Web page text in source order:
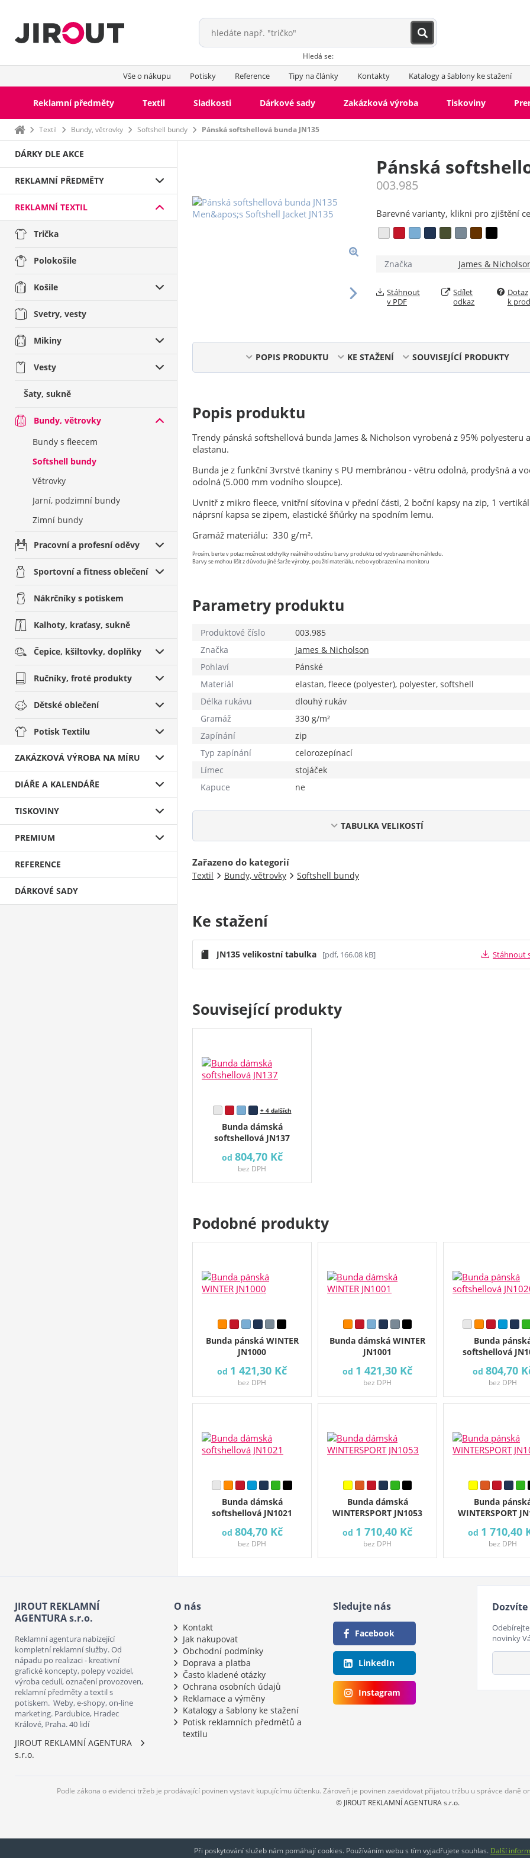
Hledá se:
Vše o nákupu Potisky Reference Tipy na články Kontakty Katalogy a šablony ke stažení
Reklamní předměty Textil
Větrovky
Sladkosti Dárkové sady Zakázková výroba Tiskoviny
Domů Textil Bundy, větrovky Softshell bundy Pánská softshellová bunda JN135
DÁRKY DLE AKCE
REKLAMNÍ PŘEDMĚTY
REKLAMNÍ TEXTIL
Trička
Polokošile
Košile
Svetry, vesty
Mikiny
Vesty
Šaty, sukně
Bundy, větrovky
Bundy s fleecem
Softshell bundy
Větrovky
Jarní, podzimní bundy
Zimní bundy
Pracovní a profesní oděvy
Sportovní a fitness oblečení
Nákrčníky s potiskem
Kalhoty, kraťasy, sukně
Čepice, kšiltovky, doplňky
Ručníky, froté produkty
Dětské oblečení
Potisk Textilu
ZAKÁZKOVÁ VÝROBA NA MÍRU
DIÁŘE A KALENDÁŘE
TISKOVINY
PREMIUM
REFERENCE
DÁRKOVÉ SADY
Pánská
003.985
Barevné varianty, klikni pro zjištění
Značka James &
Stáhnout
v PDF
Sdílet
odkaz
Dotaz
k
POPIS PRODUKTU KE STAŽENÍ SOUVISEJÍCÍ PRODUKTY
Popis produktu
Trendy pánská softshellová bunda James & Nicholson vyrobená z 95% polyesteru
elastanu.
Bunda je z funkční 3vrstvé tkaniny s PU membránou - větru odolná, prodyšná a
odolná (5.000 mm vodního sloupce).
Uvnitř z mikro fleece, vnitřní síťovina v přední části, 2 boční kapsy na zip, 1
náprsní kapsa se zipem, elastické šňůrky na spodním lemu.
Gramáž materiálu: 330 g/m².
Prosím, berte v potaz možnost odchylky reálného odstínu barvy produktu od vyobrazeného náhledu.
Barvy se mohou lišit z důvodu jiné šarže výroby, použití materiálu, nebo vyobrazení na monitoru
Parametry produktu
Produktové číslo
003.985
Značka
James & Nicholson
Pohlaví
Pánské
Materiál
elastan, fleece (polyester), polyester, softshell
Délka rukávu
dlouhý rukáv
Gramáž
330 g/m²
Zapínání
zip
Typ zapínání
celorozepínací
Límec
stojáček
Kapuce
ne
TABULKA VELIKOSTÍ
Zařazeno do kategorií
Textil Bundy, větrovky Softshell bundy
Ke stažení
JN135 velikostní tabulka [pdf, 166.08 kB] Stáhnout
Související produkty
Bunda dámská
softshellová JN137
+ 4 dalších
od 804,70 Kč
bez DPH
Podobné produkty
Bunda pánská WINTER
JN1000
od 1 421,30 Kč
bez DPH
Bunda dámská WINTER
JN1001
od 1 421,30 Kč
bez DPH
Bunda
softshellová
od 804,70
bez DPH
Bunda dámská
softshellová JN1021
od 804,70 Kč
bez DPH
Bunda dámská
WINTERSPORT JN1053
od 1 710,40 Kč
bez DPH
Bunda
WINTERSPORT
od 1 710,40
bez DPH
JIROUT REKLAMNÍ
AGENTURA s.r.o.
Reklamní agentura nabízející
kompletní reklamní služby. Od
nápadu po realizaci - kreativní
grafické koncepty, polepy vozidel,
výroba cedulí, označení provozoven,
reklamní předměty a textil s
potiskem. Weby, e-shopy, on-line
marketing. Pardubice, Hradec
Králové, Praha. 40 lidí
JIROUT REKLAMNÍ AGENTURA
s.r.o.
O nás
Kontakt
Jak nakupovat
Obchodní podmínky
Doprava a platba
Často kladené otázky
Ochrana osobních údajů
Reklamace a výměny
Katalogy a šablony ke stažení
Potisk reklamních předmětů a
textilu
Sledujte nás
Facebook
LinkedIn
Instagram
novinky
Podle zákona o evidenci tržeb je prodávající povinen vystavit kupujícímu účtenku. Zároveň je povinen zaevidovat přijatou tržbu u správce daně
© JIROUT REKLAMNÍ AGENTURA s.r.o.
Při poskytování služeb nám pomáhají cookies. Používáním webu s tím vyjadřujete souhlas. Další